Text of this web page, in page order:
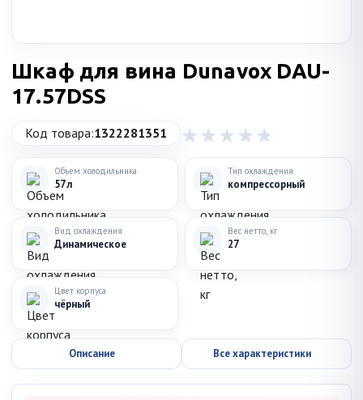
Шкаф для вина Dunavox DAU-
17.57DSS
Код товара:1322281351
Объем холодильника
57 л
Тип охлаждения
компрессорный
Вид охлаждения
Динамическое
Вес нетто, кг
27
Цвет корпуса
чёрный
Описание Все характеристики